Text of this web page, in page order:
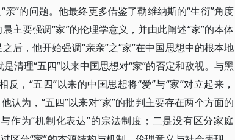
”的问题。他最终更多借鉴了勒维纳斯的“生衍”角度
主要强调“家”的伦理学意义，并由此阐述“家”的本体
后，他开始强调“亲亲”之“家”在中国思想中的根本地
清理“五四”以来中国思想对“家”的否定和敌视。与黑
，“五四”以来的中国思想将“爱”与“家”对立起来，
认为，“五四”以来对“家”的批判主要存在两个方面的
作为“机制化表达”的宗法制度；二是没有区分家庭